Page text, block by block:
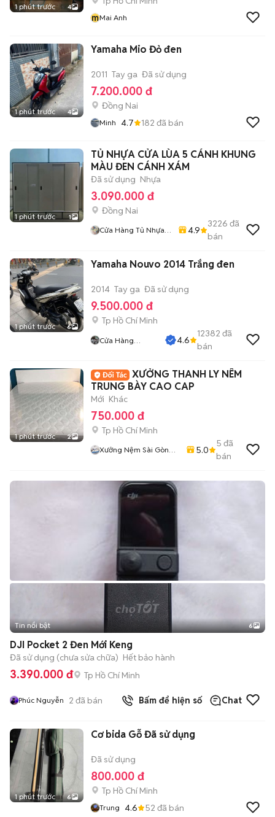
1 phút trước 4
mMai Anh
1 phút trước 4
Yamaha Mio Đỏ đen
2011 Tay ga Đã sử dụng
7.200.000 đ
Đồng Nai
Minh 4.7 182 đã bán
1 phút trước 1
TỦ NHỰA CỬA LÙA 5 CÁNH KHUNG
MÀU ĐEN CÁNH XÁM
Đã sử dụng Nhựa
3.090.000 đ
Đồng Nai
Cửa Hàng Tủ Nhựa
4.9
3226 đã
bán
1 phút trước 6
Yamaha Nouvo 2014 Trắng đen
2014 Tay ga Đã sử dụng
9.500.000 đ
Tp Hồ Chí Minh
Cửa Hàng
4.6
12382 đã
bán
1 phút trước 2
XƯỞNG THANH LY NÊM
TRUNG BÀY CAO CAP
Mới Khác
750.000 đ
Tp Hồ Chí Minh
Xưởng Nệm Sài Gòn
5.0
5 đã
bán
+2
Tin nổi bật 6
DJI Pocket 2 Đen Mới Keng
Đã sử dụng (chưa sửa chữa) Hết bảo hành
3.390.000 đ Tp Hồ Chí Minh
Phúc Nguyễn 2 đã bán Bấm để hiện số Chat
1 phút trước 6
Cơ bida Gỗ Đã sử dụng
Đã sử dụng
800.000 đ
Tp Hồ Chí Minh
Trung 4.6 52 đã bán